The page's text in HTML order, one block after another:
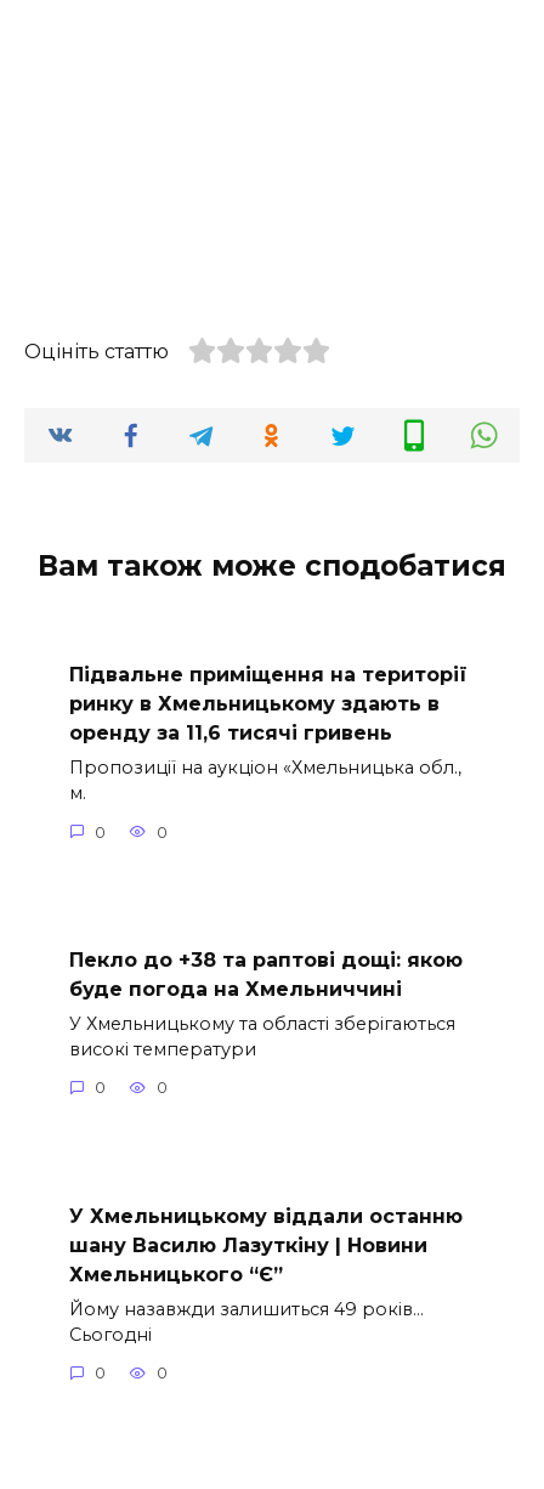
Оцініть статтю
Вам також може сподобатися
Підвальне приміщення на території
ринку в Хмельницькому здають в
оренду за 11,6 тисячі гривень
Пропозиції на аукціон «Хмельницька обл.,
м.
0 0
Пекло до +38 та раптові дощі: якою
буде погода на Хмельниччині
У Хмельницькому та області зберігаються
високі температури
0 0
У Хмельницькому віддали останню
шану Василю Лазуткіну | Новини
Хмельницького “Є”
Йому назавжди залишиться 49 років…
Сьогодні
0 0